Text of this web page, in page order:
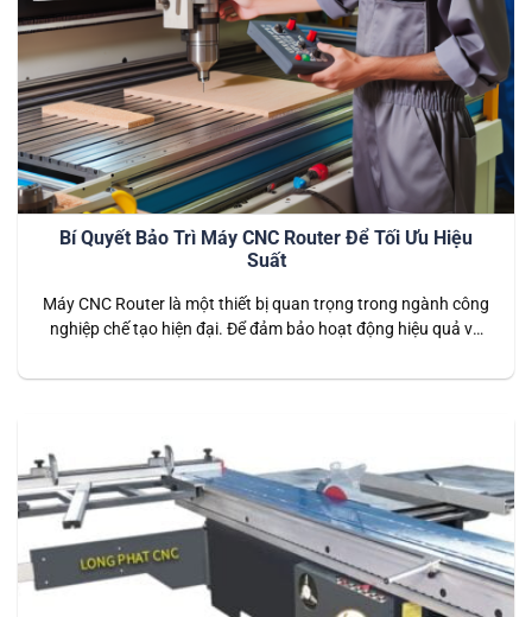
Bí Quyết Bảo Trì Máy CNC Router Để Tối Ưu Hiệu
Suất
Máy CNC Router là một thiết bị quan trọng trong ngành công
nghiệp chế tạo hiện đại. Để đảm bảo hoạt động hiệu quả và
trọng. Trong bài viết này, chúng tôi sẽ chia sẻ bí quyết bảo trì